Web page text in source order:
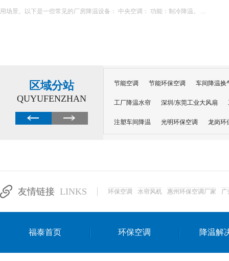
米以下，可选择单台小型蒸发冷空调。若车间面积较大，如 1000 平方米以上，可能
区域分站
QUYUFENZHAN
节能空调 节能环保空调 车间降温换
工厂降温水帘 深圳/东莞工业大风扇
注塑车间降温 光明环保空调 龙岗环
达州工业省电安装
友情链接 LINKS 环保空调 水帘风机 惠州环保空调厂家 广
福泰首页 环保空调 降温解